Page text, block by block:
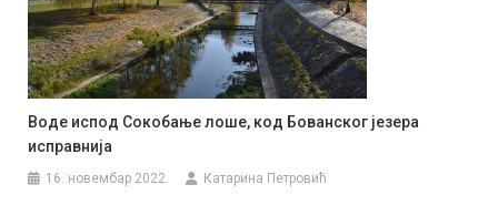
Воде испод Сокобање лоше, код Бованског језера
исправнија
16. новембар 2022. Катарина Петровић